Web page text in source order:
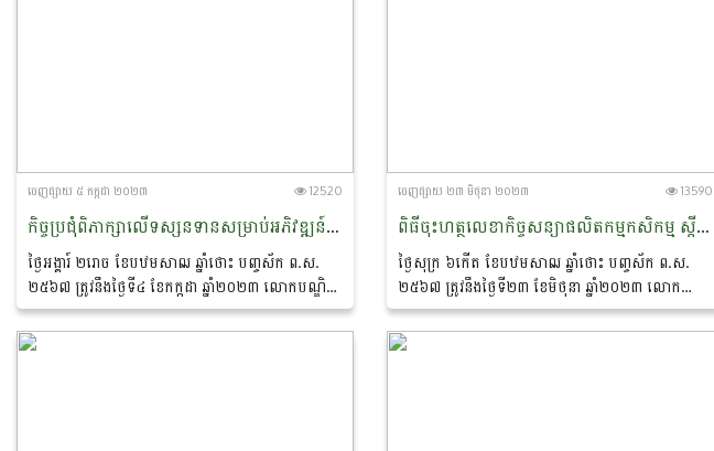
ចេញ​ផ្សាយ​ ៥ កក្កដា ២០២៣ 12520
កិច្ចប្រជុំពិភាក្សាលើទស្សនទានសម្រាប់អភិវឌ្ឍន៍វិស័យកសិ-ឧស្សាហកម្មសម្រាប់ថ្នាក់ក្រោមជាតិ
ថ្ងៃអង្គារ៍ ២រោច ខែបឋមសាឍ ឆ្នាំថោះ បញ្ចស័ក ព.ស.
២៥៦៧ ត្រូវនឹងថ្ងៃទី៤ ខែកក្កដា ឆ្នាំ២០២៣ លោកបណ្ឌិត
ចាយ ជីម ប្រធាននាយកដ្ឋានកសិ-ឧស្សាហកម្ម នៃក្រសួង
កសិកម្ម រុក្ខាប្រមាញ់...
ចេញ​ផ្សាយ​ ២៣ មិថុនា ២០២៣ 13590
ពិធីចុះហត្ថលេខាកិច្ចសន្យាផលិតកម្មកសិកម្ម ស្តីពីការផលិត និងផ្គត់ផ្គង់ស្រូវ ដំឡូងមីសរីរាង្គសហគមន៍កសិកម្មក្នុងខេត្តព្រះវិហារ និងក្រុមហ៊ុនអេមរុរ៉ាយស៍ (ខេមបូឌា)
ថ្ងៃសុក្រ ៦កើត ខែបឋមសាឍ ឆ្នាំថោះ បញ្ចស័ក ព.ស.
២៥៦៧ ត្រូវនឹងថ្ងៃទី២៣ ខែមិថុនា ឆ្នាំ២០២៣ លោក
បណ្ឌិត ចាយ ជីម ប្រធាននាយកដ្ឋានកសិ-ឧស្សាហកម្ម នៃ
ក្រសួងកសិកម្ម រុក្ខាប្រមាញ់...